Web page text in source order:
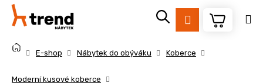
Přejít
obsah
Přihlášení
E-shop Nábytek do obýváku Koberce
Moderní kusové koberce